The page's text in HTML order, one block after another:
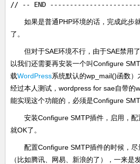
// -- END
如果是普通PHP环境的话，完成此步
了。
但对于SAE环境不行，由于SAE禁用
以我们还需要再安装一个叫Configure
载WordPress系统默认的wp_mail()函数）
经过本人测试，wordpress for sae自带的
能实现这个功能的，必须是Configure
安装Configure SMTP插件，启用，
就OK了。
配置Configure SMTP插件的时候，
（比如腾讯、网易、新浪的了），一来是